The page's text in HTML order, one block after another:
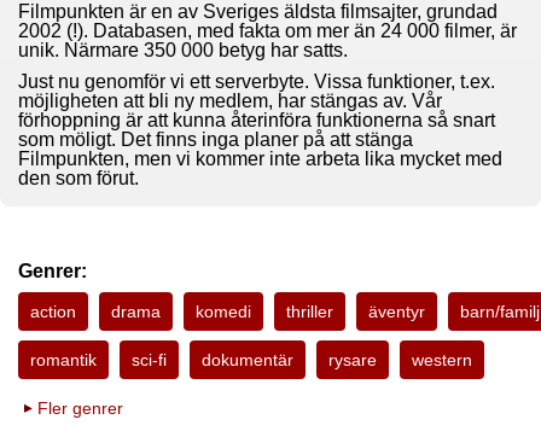
Filmpunkten är en av Sveriges äldsta filmsajter, grundad
2002 (!). Databasen, med fakta om mer än 24 000 filmer, är
unik. Närmare 350 000 betyg har satts.
Just nu genomför vi ett serverbyte. Vissa funktioner, t.ex.
möjligheten att bli ny medlem, har stängas av. Vår
förhoppning är att kunna återinföra funktionerna så snart
som möligt. Det finns inga planer på att stänga
Filmpunkten, men vi kommer inte arbeta lika mycket med
den som förut.
Genrer:
action drama komedi thriller äventyr barn/familj
romantik sci-fi dokumentär rysare western
Fler genrer